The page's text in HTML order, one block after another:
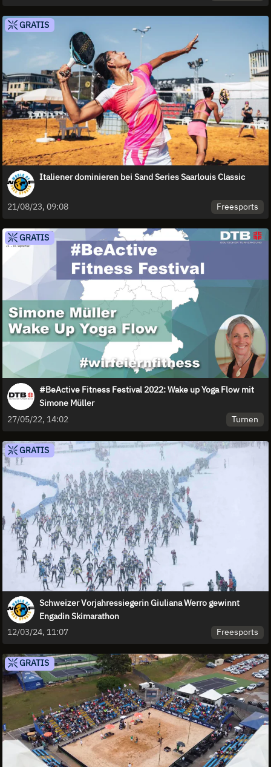
GRATIS
Italiener dominieren bei Sand Series Saarlouis Classic
21/08/23, 09:08 Freesports
GRATIS
#BeActive Fitness Festival 2022: Wake up Yoga Flow mit
Simone Müller
27/05/22, 14:02
Turnen
GRATIS
Schweizer Vorjahressiegerin Giuliana Werro gewinnt
Engadin Skimarathon
12/03/24, 11:07
Freesports
GRATIS